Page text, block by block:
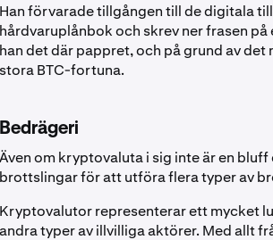
Han förvarade tillgången till de digitala
hårdvaruplånbok och skrev ner frasen
han det där pappret, och på grund av
stora BTC-fortuna.
Bedrägeri
Även om kryptovaluta i sig inte är en
brottslingar för att utföra flera typer av
Kryptovalutor representerar ett mycket
andra typer av illvilliga aktörer. Med allt